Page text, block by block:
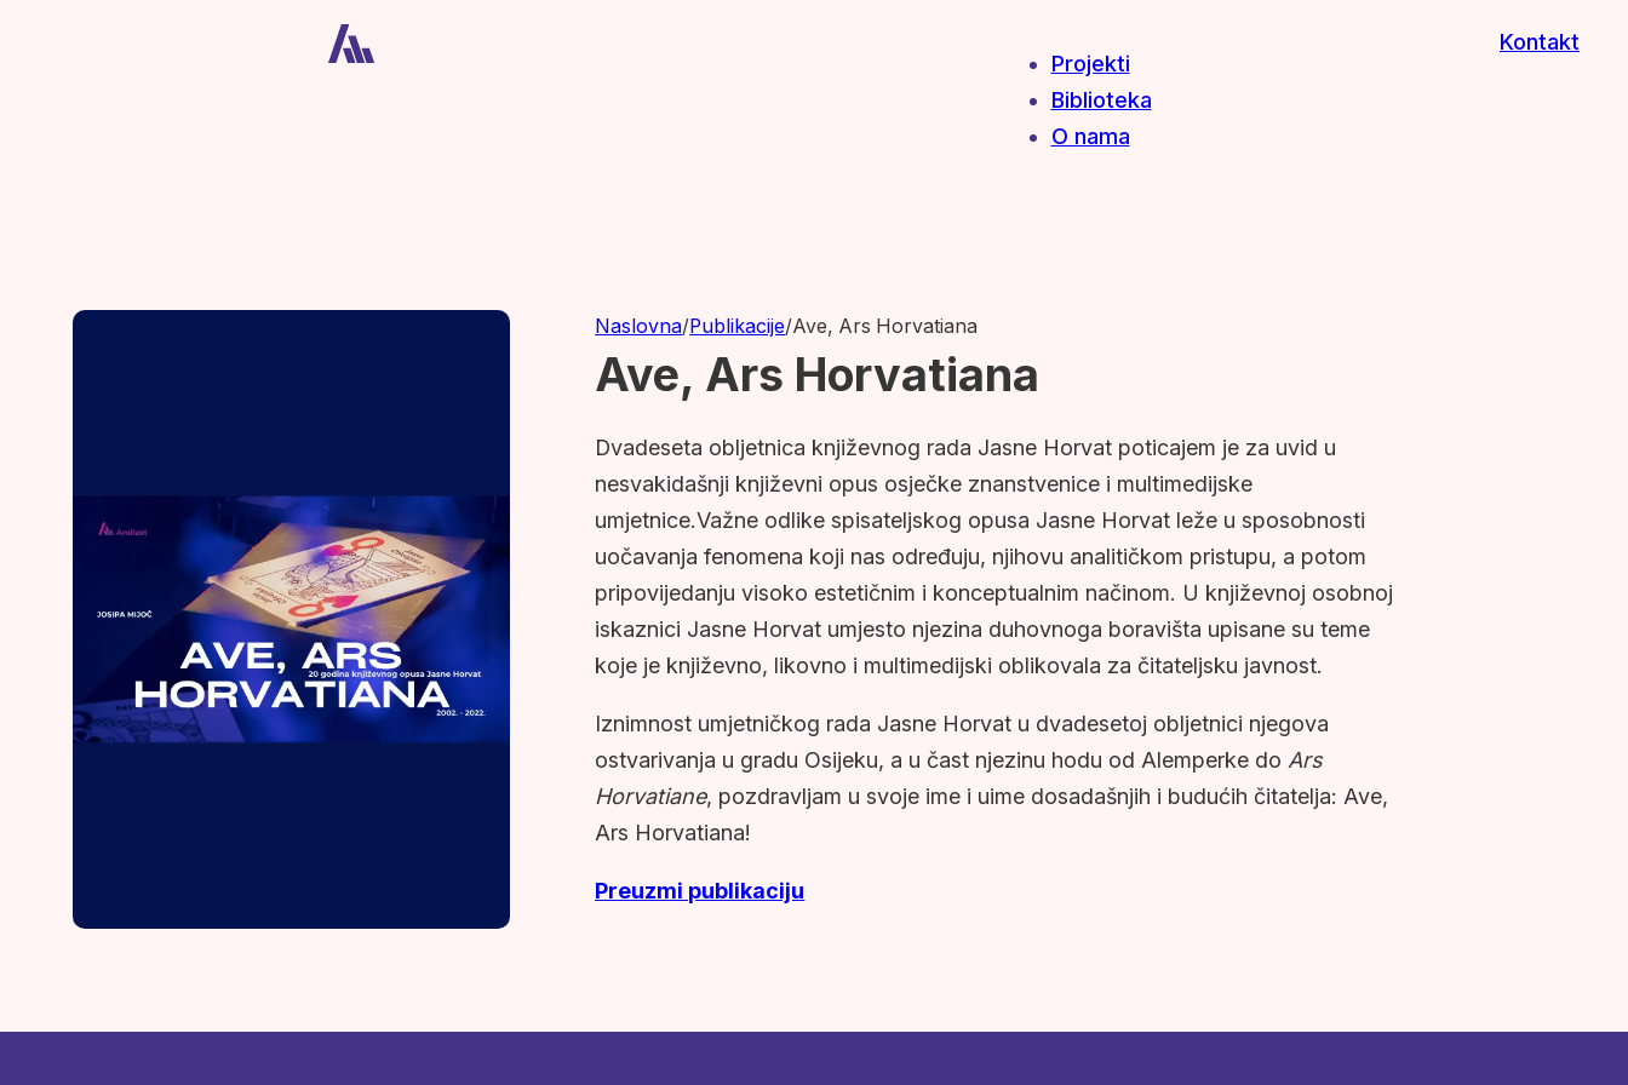
Projekti
Biblioteka
O nama
Kontakt
Naslovna/Publikacije/Ave, Ars Horvatiana
Ave, Ars Horvatiana
Dvadeseta obljetnica književnog rada Jasne Horvat poticajem je za uvid u
nesvakidašnji književni opus osječke znanstvenice i multimedijske
umjetnice.Važne odlike spisateljskog opusa Jasne Horvat leže u sposobnosti
uočavanja fenomena koji nas određuju, njihovu analitičkom pristupu, a potom
pripovijedanju visoko estetičnim i konceptualnim načinom. U književnoj osobnoj
iskaznici Jasne Horvat umjesto njezina duhovnoga boravišta upisane su teme
koje je književno, likovno i multimedijski oblikovala za čitateljsku javnost.
Iznimnost umjetničkog rada Jasne Horvat u dvadesetoj obljetnici njegova
ostvarivanja u gradu Osijeku, a u čast njezinu hodu od Alemperke do Ars
Horvatiane, pozdravljam u svoje ime i uime dosadašnjih i budućih čitatelja: Ave,
Ars Horvatiana!
Preuzmi publikaciju